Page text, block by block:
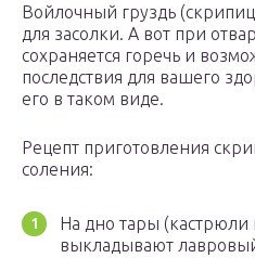
Войлочный груздь
для засолки. А вот при
сохраняется горечь и
последствия для вашего
его в таком виде.
Рецепт приготовления
соления:
На дно тары (кастрюли
выкладывают